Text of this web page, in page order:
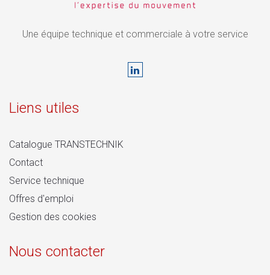
Une équipe technique et commerciale à votre service
Liens utiles
Catalogue TRANSTECHNIK
Contact
Service technique
Offres d'emploi
Gestion des cookies
Nous contacter